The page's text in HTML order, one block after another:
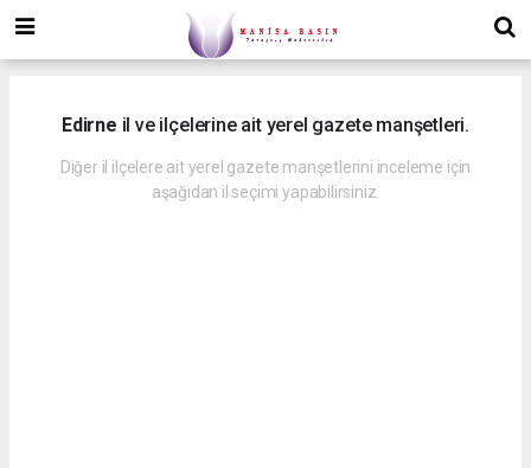
Edirne il ve ilçelerine ait yerel gazete manşetleri.
Diğer il ilçelere ait yerel gazete manşetlerini inceleme için
aşağıdan il seçimi yapabilirsiniz.